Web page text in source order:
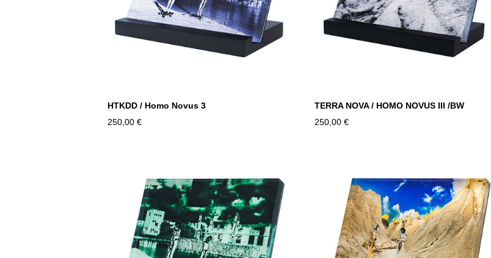
HTKDD / Homo Novus 3
250,00 €
TERRA NOVA / HOMO NOVUS III /BW
250,00 €